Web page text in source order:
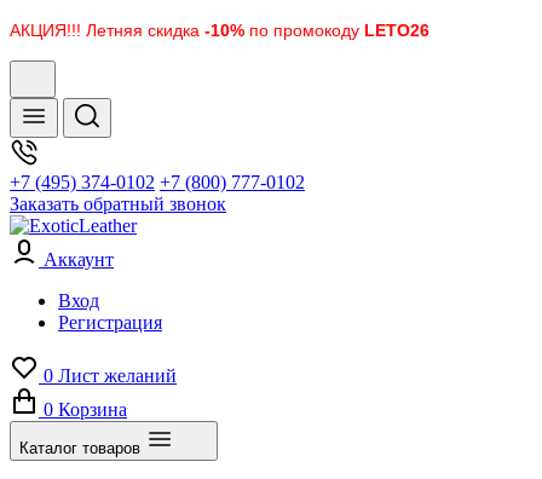
АКЦИЯ!!! Летняя скидка -10% по промокоду LETO26
+7 (495) 374-0102 +7 (800) 777-0102
Заказать обратный звонок
Аккаунт
Вход
Регистрация
0 Лист желаний
0 Корзина
Каталог товаров